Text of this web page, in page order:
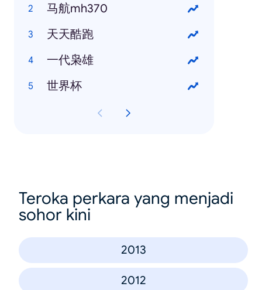
马航mh370
天天酷跑
一代枭雄
世界杯
Teroka perkara yang menjadi
sohor kini
2013
2012